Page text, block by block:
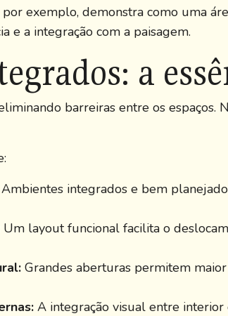
por exemplo, demonstra como uma
e a integração com a paisagem.
a
barreiras entre os espaços.
Ambientes integrados e bem
Um layout funcional facilita o
Grandes aberturas permitem
A integração visual entre interior